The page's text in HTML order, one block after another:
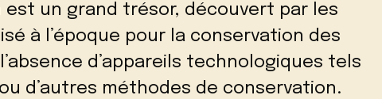
est un grand trésor, découvert par les
à l’époque pour la conservation des
d’appareils technologiques tels
d’autres méthodes de conservation.